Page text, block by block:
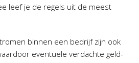
leef je de regels uit de meest
binnen een bedrijf zijn ook
eventuele verdachte geld-